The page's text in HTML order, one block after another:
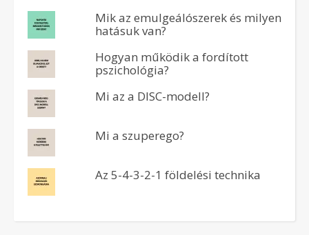
Mik az emulgeálószerek és milyen
hatásuk van?
Hogyan működik a fordított
pszichológia?
Mi az a DISC-modell?
Mi a szuperego?
Az 5-4-3-2-1 földelési technika